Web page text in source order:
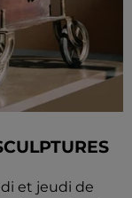
et jeudi de